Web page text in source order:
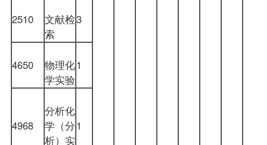
2510 文献检
索
3
4650 物理化
学实验
1
4968
分析化
学（分
析）实
1